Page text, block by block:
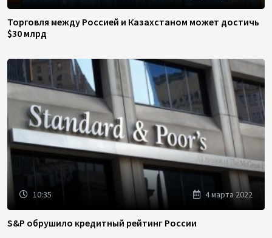
Торговля между Россией и Казахстаном может достичь
$30 млрд
10:35 4 марта 2022
S&P обрушило кредитный рейтинг России